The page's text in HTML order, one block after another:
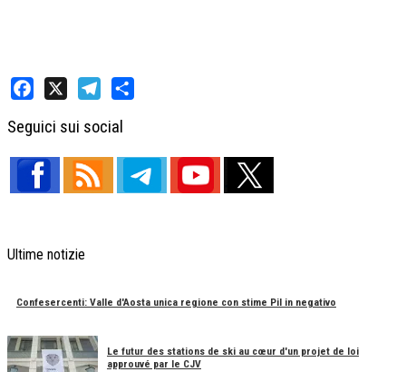
Seguici sui social
Ultime notizie
Confesercenti: Valle d'Aosta unica regione con stime Pil in negativo
Le futur des stations de ski au cœur d'un projet de loi
approuvé par le CJV